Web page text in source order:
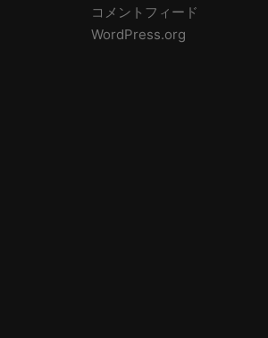
コメントフィード
WordPress.org